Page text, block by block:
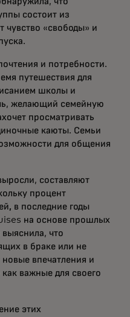
состоит из
чувство «свободы» и
и потребности.
путешествия для
школы и
желающий семейную
просматривать
каюты. Семьи
для общения
составляют
процент
, в последние годы
на основе прошлых
что
в браке или не
впечатления и
важные для своего
этих